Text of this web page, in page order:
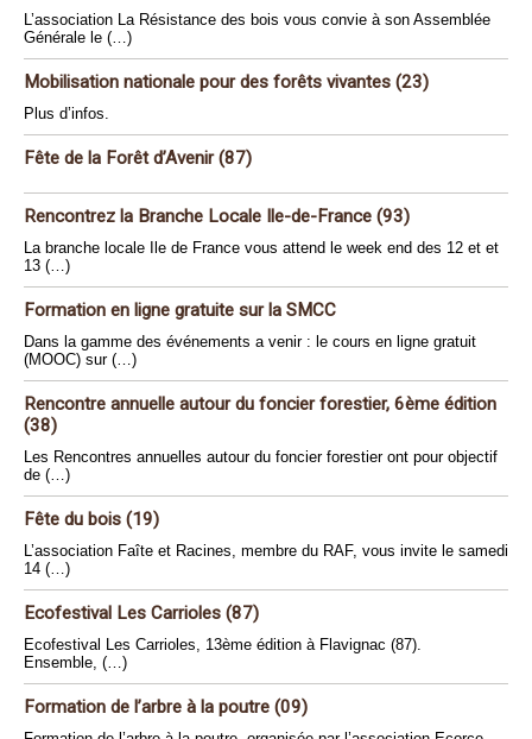
L’association La Résistance des bois vous convie à son Assemblée
Générale le (…)
Mobilisation nationale pour des forêts vivantes (23)
Plus d’infos.
Fête de la Forêt d’Avenir (87)
Rencontrez la Branche Locale Ile-de-France (93)
La branche locale Ile de France vous attend le week end des 12 et et
13 (…)
Formation en ligne gratuite sur la SMCC
Dans la gamme des événements a venir : le cours en ligne gratuit
(MOOC) sur (…)
Rencontre annuelle autour du foncier forestier, 6ème édition
(38)
Les Rencontres annuelles autour du foncier forestier ont pour objectif
de (…)
Fête du bois (19)
L’association Faîte et Racines, membre du RAF, vous invite le samedi
14 (…)
Ecofestival Les Carrioles (87)
Ecofestival Les Carrioles, 13ème édition à Flavignac (87).
Ensemble, (…)
Formation de l’arbre à la poutre (09)